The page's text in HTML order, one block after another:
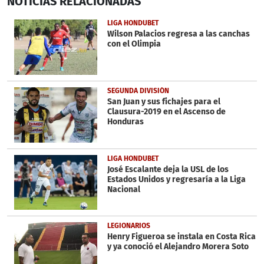
1
minute,
48
seconds
LIGA HONDUBET
Wilson Palacios regresa a las canchas
con el Olimpia
SEGUNDA DIVISIÓN
San Juan y sus fichajes para el
Clausura-2019 en el Ascenso de
Honduras
LIGA HONDUBET
José Escalante deja la USL de los
Estados Unidos y regresaría a la Liga
Nacional
LEGIONARIOS
Henry Figueroa se instala en Costa Rica
y ya conoció el Alejandro Morera Soto